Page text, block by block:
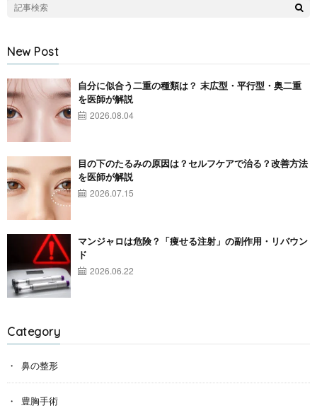
New Post
自分に似合う二重の種類は？ 末広型・平行型・奥二重
を医師が解説
2026.08.04
目の下のたるみの原因は？セルフケアで治る？改善方法
を医師が解説
2026.07.15
マンジャロは危険？「痩せる注射」の副作用・リバウン
ド
2026.06.22
Category
鼻の整形
豊胸手術